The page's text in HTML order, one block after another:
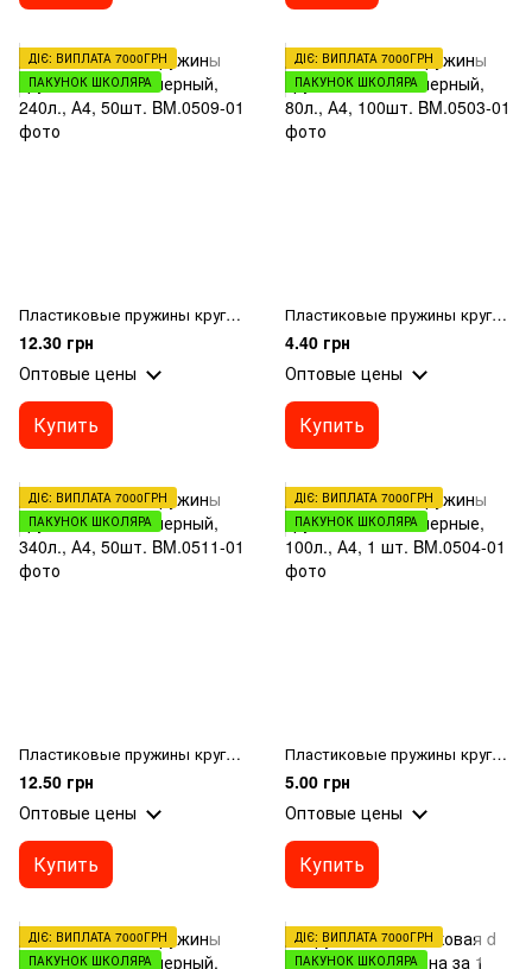
ДІЄ: ВИПЛАТА 7000ГРН
ПАКУНОК ШКОЛЯРА
Пластиковые пружины круглые d 28мм, черный, 240л., А4, 50шт.
12.30 грн
Оптовые цены
Купить
ДІЄ: ВИПЛАТА 7000ГРН
ПАКУНОК ШКОЛЯРА
Пластиковые пружины круглые d 12мм, черный, 80л., А4, 100шт.
4.40 грн
Оптовые цены
Купить
ДІЄ: ВИПЛАТА 7000ГРН
ПАКУНОК ШКОЛЯРА
Пластиковые пружины круглые d 38мм, черный, 340л., А4, 50шт.
12.50 грн
Оптовые цены
Купить
ДІЄ: ВИПЛАТА 7000ГРН
ПАКУНОК ШКОЛЯРА
Пластиковые пружины круглые d 14мм, черные, 100л., А4, 1 шт.
5.00 грн
Оптовые цены
Купить
ДІЄ: ВИПЛАТА 7000ГРН
ПАКУНОК ШКОЛЯРА
ДІЄ: ВИПЛАТА 7000ГРН
ПАКУНОК ШКОЛЯРА